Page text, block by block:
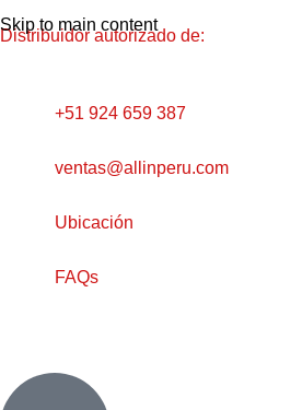
Skip to main content
Distribuidor autorizado de:
+51 924 659 387
ventas@allinperu.com
Ubicación
FAQs